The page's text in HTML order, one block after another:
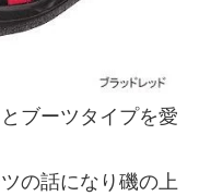
ブーツタイプを愛
の話になり磯の上